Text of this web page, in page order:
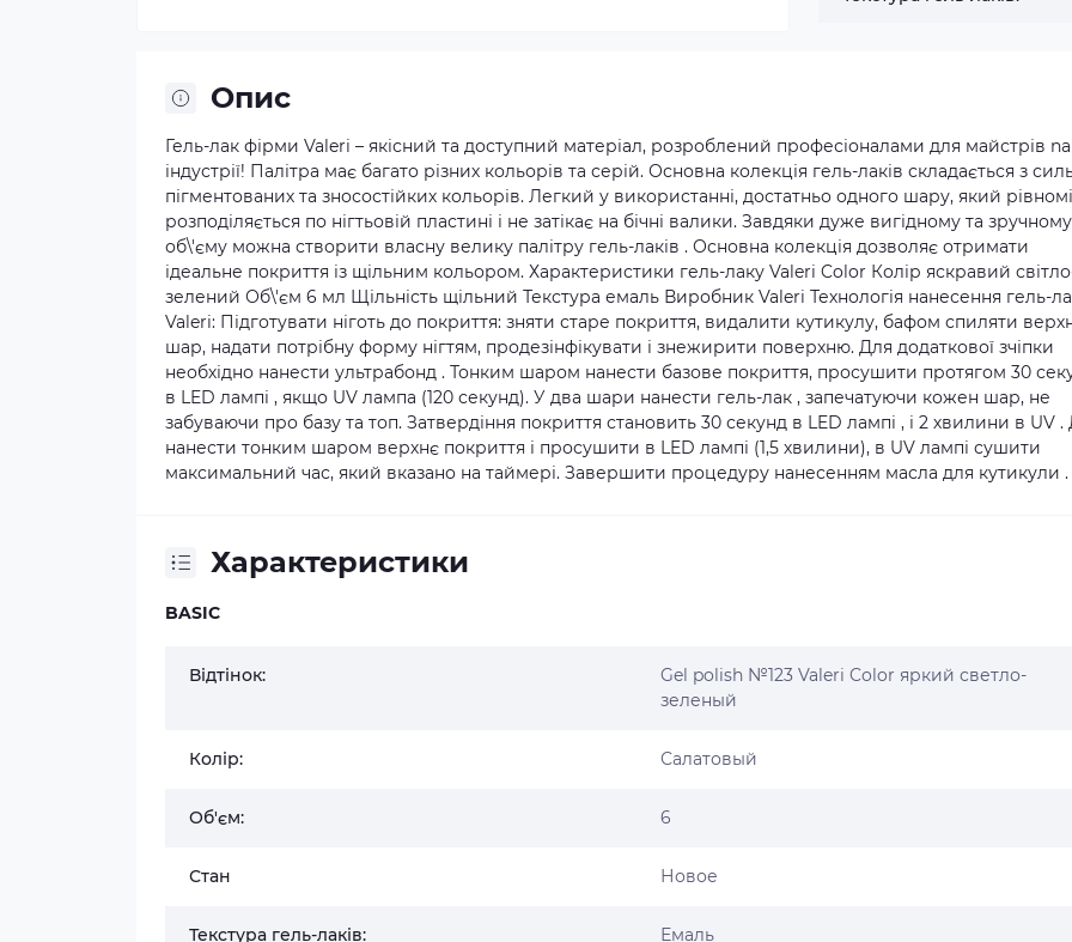
Опис
Гель-лак фірми Valeri – якісний та доступний матеріал, розроблений професіоналами для майстрів
індустрії! Палітра має багато різних кольорів та серій. Основна колекція гель-лаків складається з
пігментованих та зносостійких кольорів. Легкий у використанні, достатньо одного шару, який
розподіляється по нігтьовій пластині і не затікає на бічні валики. Завдяки дуже вигідному та зручному
об\'єму можна створити власну велику палітру гель-лаків . Основна колекція дозволяє отримати
ідеальне покриття із щільним кольором. Характеристики гель-лаку Valeri Color Колір яскравий
зелений Об\'єм 6 мл Щільність щільний Текстура емаль Виробник Valeri Технологія нанесення гель-
Valeri: Підготувати ніготь до покриття: зняти старе покриття, видалити кутикулу, бафом спиляти
шар, надати потрібну форму нігтям, продезінфікувати і знежирити поверхню. Для додаткової зчіпки
необхідно нанести ультрабонд . Тонким шаром нанести базове покриття, просушити протягом 30
в LED лампі , якщо UV лампа (120 секунд). У два шари нанести гель-лак , запечатуючи кожен шар, не
забуваючи про базу та топ. Затвердіння покриття становить 30 секунд в LED лампі , і 2 хвилини в UV .
нанести тонким шаром верхнє покриття і просушити в LED лампі (1,5 хвилини), в UV лампі сушити
максимальний час, який вказано на таймері. Завершити процедуру нанесенням масла для кутикули .
Характеристики
BASIC
Відтінок:
Gel polish №123 Valeri Color яркий светло-
зеленый
Колір: Салатовый
Об'єм: 6
Стан Новое
Текстура гель-лаків: Емаль